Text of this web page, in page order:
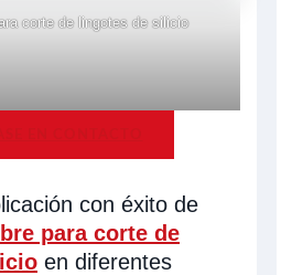
corte de lingotes de silicio
con éxito de
para corte de
en diferentes